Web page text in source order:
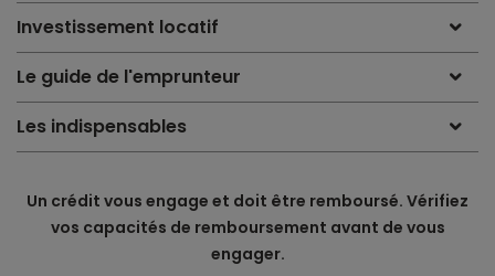
Investissement locatif
Le guide de l'emprunteur
Les indispensables
Un crédit vous engage et doit être remboursé. Vérifiez
vos capacités de remboursement avant de vous
engager.